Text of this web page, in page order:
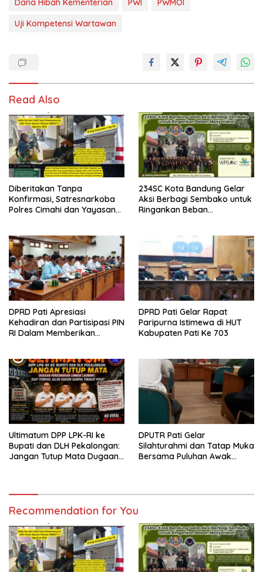
Dana Hibah Kementerian PWI
PWMOI
Uji Kompetensi Wartawan
Read Also
Diberitakan Tanpa
Konfirmasi, Satresnarkoba
Polres Cimahi dan Yayasan
234SC Kota Bandung Gelar
Aksi Berbagi Sembako untuk
Ringankan Beban
DPRD Pati Apresiasi
Kehadiran dan Partisipasi PIN
RI Dalam Memberikan
DPRD Pati Gelar Rapat
Paripurna Istimewa di HUT
Kabupaten Pati Ke 703
Ultimatum DPP LPK-RI ke
Bupati dan DLH Pekalongan:
Jangan Tutup Mata Dugaan
DPUTR Pati Gelar
Silahturahmi dan Tatap Muka
Bersama Puluhan Awak
Recommendation for You